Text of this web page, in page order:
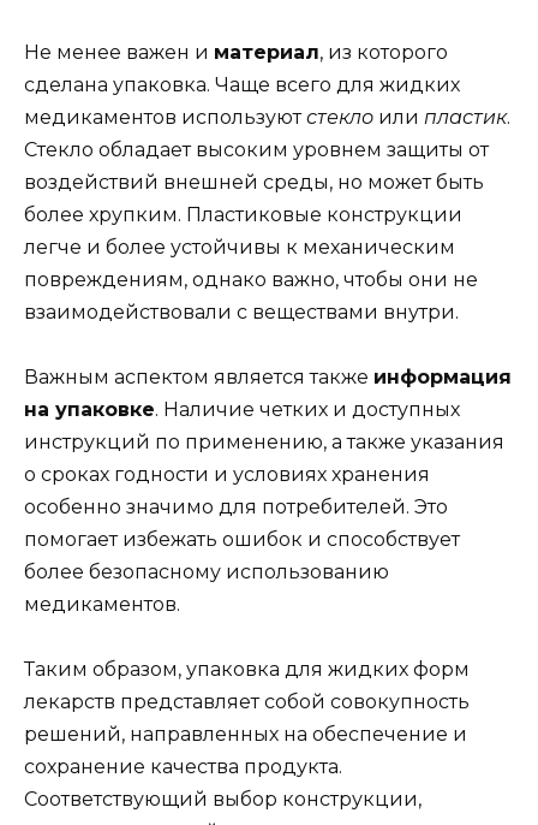
Не менее важен и материал, из которого
сделана упаковка. Чаще всего для жидких
медикаментов используютстекло или пластик.
Стекло обладает высоким уровнем защиты от
воздействий внешней среды, но может быть
более хрупким. Пластиковые конструкции
легче и более устойчивы к механическим
повреждениям, однако важно, чтобы они не
взаимодействовали с веществами внутри.
Важным аспектом является также информация
на упаковке. Наличие четких и доступных
инструкций по применению, а также указания
о сроках годности и условиях хранения
особенно значимо для потребителей. Это
помогает избежать ошибок и способствует
более безопасному использованию
медикаментов.
Таким образом, упаковка для жидких форм
лекарств представляет собой совокупность
решений, направленных на обеспечение и
сохранение качества продукта.
Соответствующий выбор конструкции,